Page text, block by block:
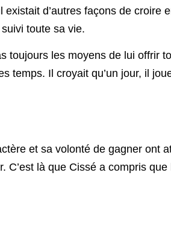
d’autres façons de croire
toute sa vie.
toujours les moyens de lui offrir
temps. Il croyait qu’un jour, il
et sa volonté de gagner ont
C’est là que Cissé a compris